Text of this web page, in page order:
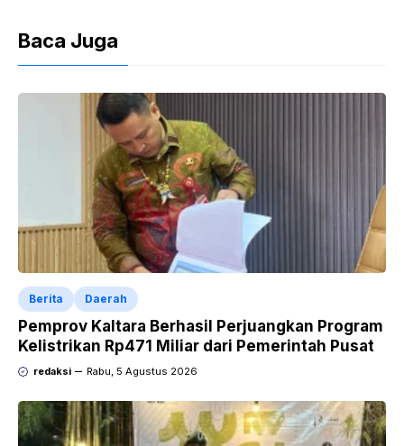
Baca Juga
Berita Daerah
Pemprov Kaltara Berhasil Perjuangkan Program
Kelistrikan Rp471 Miliar dari Pemerintah Pusat
redaksi Rabu, 5 Agustus 2026